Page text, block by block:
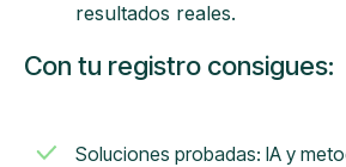
resultados reales.
Con tu registro consigues:
Soluciones probadas: IA y